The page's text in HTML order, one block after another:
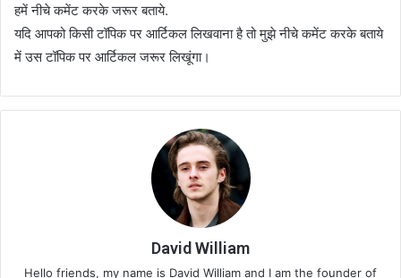
हमें नीचे कमेंट करके जरूर बताये.
यदि आपको किसी टॉपिक पर आर्टिकल लिखवाना है तो मुझे नीचे कमेंट करके बताये
में उस टॉपिक पर आर्टिकल जरूर लिखूंगा।
David William
Hello friends, my name is David William and I am the founder of